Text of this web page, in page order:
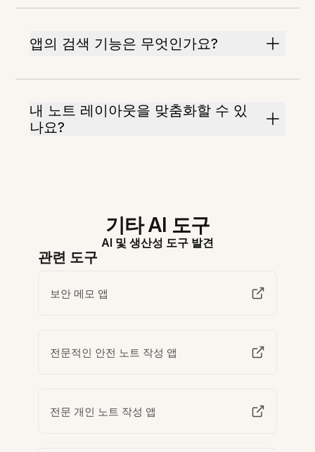
앱의 검색 기능은 무엇인가요?
내 노트 레이아웃을 맞춤화할 수 있
나요?
기타 AI 도구
AI 및 생산성 도구 발견
관련 도구
보안 메모 앱
전문적인 안전 노트 작성 앱
전문 개인 노트 작성 앱